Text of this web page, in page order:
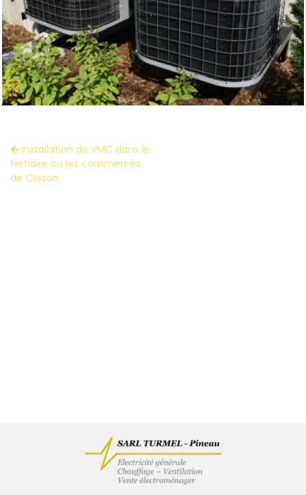
Installation de VMC dans le
tertiaire ou les commerces
de Clisson